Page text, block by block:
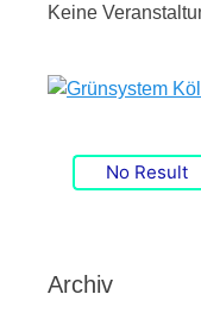
Keine
No Result
Archiv